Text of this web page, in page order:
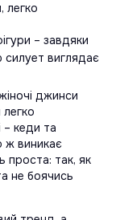
легко
– завдяки
виглядає
джинси
– кеди та
ж виникає
проста: так, як
не боячись